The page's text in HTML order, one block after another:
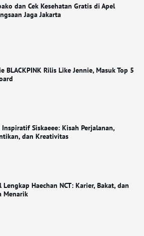
dan Cek Kesehatan Gratis di Apel
Jaga Jakarta
BLACKPINK Rilis Like Jennie, Masuk Top 5
Inspiratif Siskaeee: Kisah Perjalanan,
dan Kreativitas
Lengkap Haechan NCT: Karier, Bakat, dan
Menarik